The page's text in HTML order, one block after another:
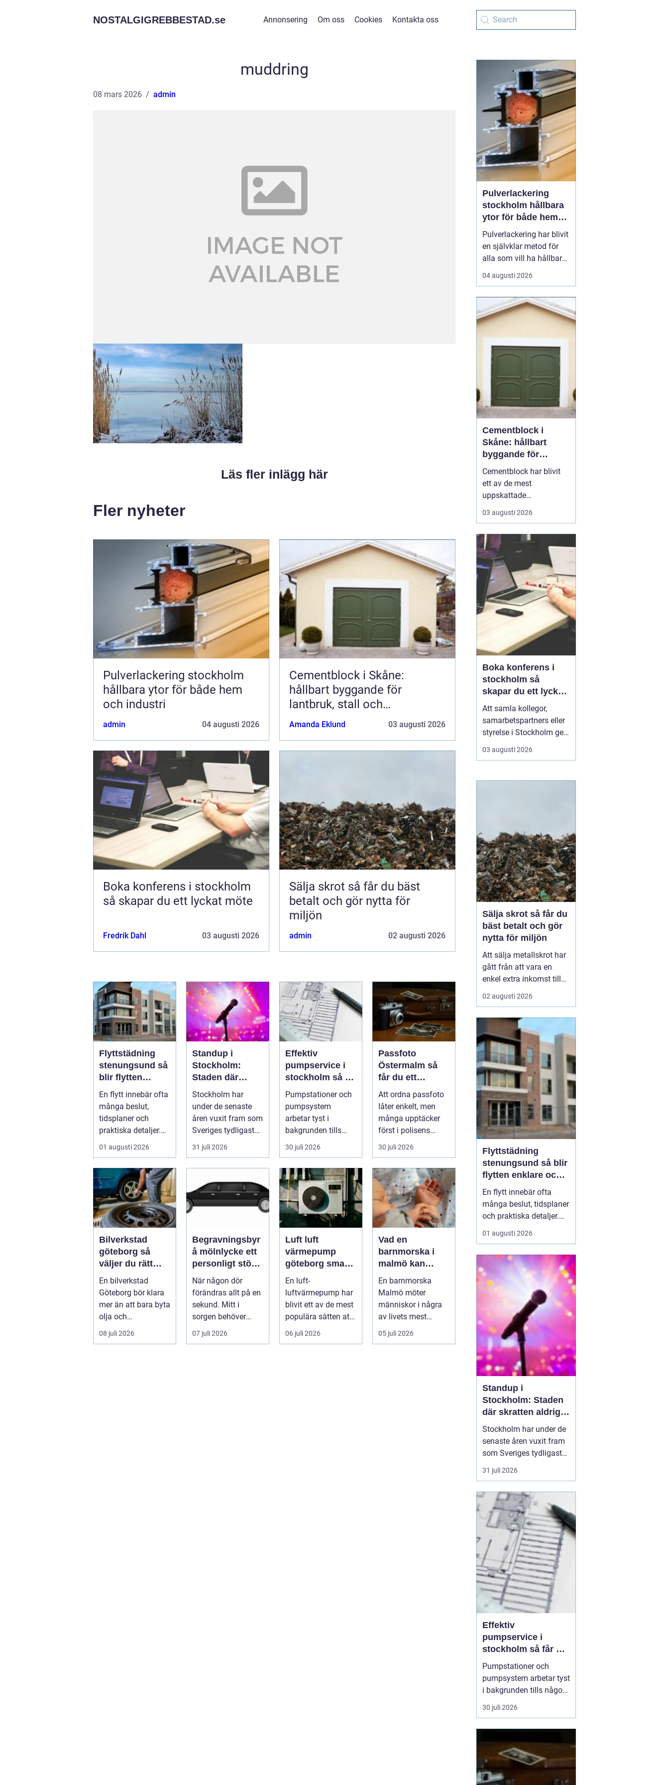
NOSTALGIGREBBESTAD.se Annonsering Om oss Cookies Kontakta oss
muddring
08 mars 2026 admin
Läs fler inlägg här
Fler nyheter
Pulverlackering stockholm
hållbara ytor för både hem
och industri
admin 04 augusti 2026
Cementblock i Skåne:
hållbart byggande för
lantbruk, stall och
grundläggning
Amanda Eklund 03 augusti 2026
Boka konferens i stockholm
så skapar du ett lyckat möte
Fredrik Dahl 03 augusti 2026
Sälja skrot så får du bäst
betalt och gör nytta för
miljön
admin 02 augusti 2026
Flyttstädning
stenungsund så
blir flytten
enklare och mer
trygg
En flytt innebär ofta
många beslut,
tidsplaner och
praktiska detaljer.
Mitt i allt hamnar
flyttstädn...
01 augusti 2026
Standup i
Stockholm:
Staden där
skratten aldrig
tar paus
Stockholm har
under de senaste
åren vuxit fram som
Sveriges tydligaste
nav för livehumor....
31 juli 2026
Effektiv
pumpservice i
stockholm så får
du driftsäkra
anläggningar
året runt
Pumpstationer och
pumpsystem
arbetar tyst i
bakgrunden tills
något går fel. När
en pump stannar
hand...
30 juli 2026
Passfoto
Östermalm så
får du ett
godkänt foto
utan stress
Att ordna passfoto
låter enkelt, men
många upptäcker
först i polisens
fotokiosk eller hos
fotografen...
30 juli 2026
Bilverkstad
göteborg så
väljer du rätt
verkstad för din
bil
En bilverkstad
Göteborg bör klara
mer än att bara byta
olja och
bromsbelägg. För
många bilägare i
08 juli 2026
Begravningsbyr
å mölnlycke ett
personligt stöd
när någon gått
bort
När någon dör
förändras allt på en
sekund. Mitt i
sorgen behöver
praktiska frågor få
svar: var ska b...
07 juli 2026
Luft luft
värmepump
göteborg smart
värme för
kustklimat
En luft-
luftvärmepump har
blivit ett av de mest
populära sätten att
sänka
uppvärmningskostn
06 juli 2026
Vad en
barnmorska i
malmö kan
hjälpa till med
genom livets
olika faser
En barnmorska
Malmö möter
människor i några
av livets mest
avgörande skeden:
när en graviditet
05 juli 2026
Pulverlackering
stockholm hållbara
ytor för både hem
och industri
Pulverlackering har blivit
en självklar metod för
alla som vill ha hållbara,
snygga och
rostskyddade metallytor.
tekniken i allt från
bostadsrättsföreningars
privatpersoners cyklar.
Metoden g...
04 augusti 2026
Cementblock i
Skåne: hållbart
byggande för
lantbruk, stall och
grundläggning
Cementblock har blivit
ett av de mest
uppskattade
byggmaterialen för både
privatpersoner och
väljer cement- och
betongblock när de vill
bygga hållbart,
kostnadseffektivt och
med l&ari...
03 augusti 2026
Boka konferens i
stockholm så
skapar du ett lyckat
möte
Att samla kollegor,
samarbetspartners eller
styrelse i Stockholm ger
goda möjligheter till
effektiva möten, men
gemenskap. Utbudet av
03 augusti 2026
Sälja skrot så får du
bäst betalt och gör
nytta för miljön
Att sälja metallskrot har
gått från att vara en
enkel extra inkomst till
att bli en viktig del av
omställningen till ett mer
Privatpersoner, lantbruk,
byggföretag och
industrin sitter ofta på
stora mängder oanvänt
material. Genom <...
02 augusti 2026
Flyttstädning
stenungsund så blir
flytten enklare och
mer trygg
En flytt innebär ofta
många beslut, tidsplaner
och praktiska detaljer.
Mitt i allt hamnar
flyttstädningen som ett
hyresvärdar, mäklare och
nya ägare. För många
blir städningen
slutspurten som tar mer
energi än planerat.
Genom att först...
01 augusti 2026
Standup i
Stockholm: Staden
där skratten aldrig
tar paus
Stockholm har under de
senaste åren vuxit fram
som Sveriges tydligaste
nav för livehumor.
Många förknippar
teater och museum, men
den som tittar närmare
upptäcker snabbt en
standup-scen som
bubbla...
31 juli 2026
Effektiv
pumpservice i
stockholm så får du
driftsäkra
anläggningar året
runt
Pumpstationer och
pumpsystem arbetar tyst
i bakgrunden tills något
går fel. När en pump
stannar handlar det ofta
eller produktionsbortfall
uppstår. I en växande
storstad ställs höga krav
30 juli 2026